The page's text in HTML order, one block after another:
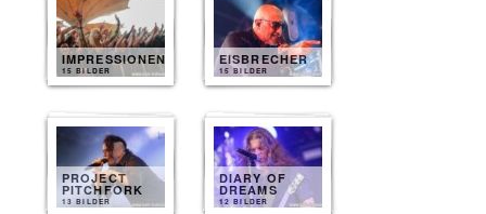
IMPRESSIONEN
15 BILDER
EISBRECHER
15 BILDER
PROJECT
PITCHFORK
13 BILDER
DIARY OF
DREAMS
12 BILDER